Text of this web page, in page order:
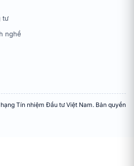
tư
nghề
Tín nhiệm Đầu tư Việt Nam. Bản quyền